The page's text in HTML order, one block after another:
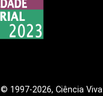
© 1997-2026, Ciência Viva